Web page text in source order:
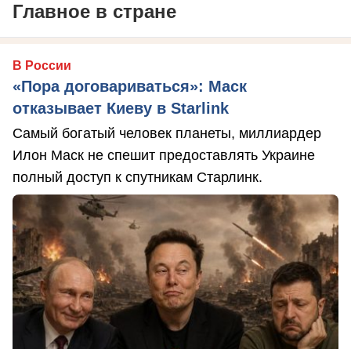
Главное в стране
В России
«Пора договариваться»: Маск
отказывает Киеву в Starlink
Самый богатый человек планеты, миллиардер
Илон Маск не спешит предоставлять Украине
полный доступ к спутникам Старлинк.